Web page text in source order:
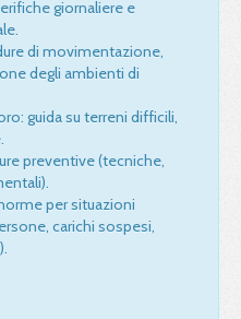
giornaliere e
di movimentazione,
degli ambienti di
guida su terreni difficili,
preventive (tecniche,
per situazioni
carichi sospesi,